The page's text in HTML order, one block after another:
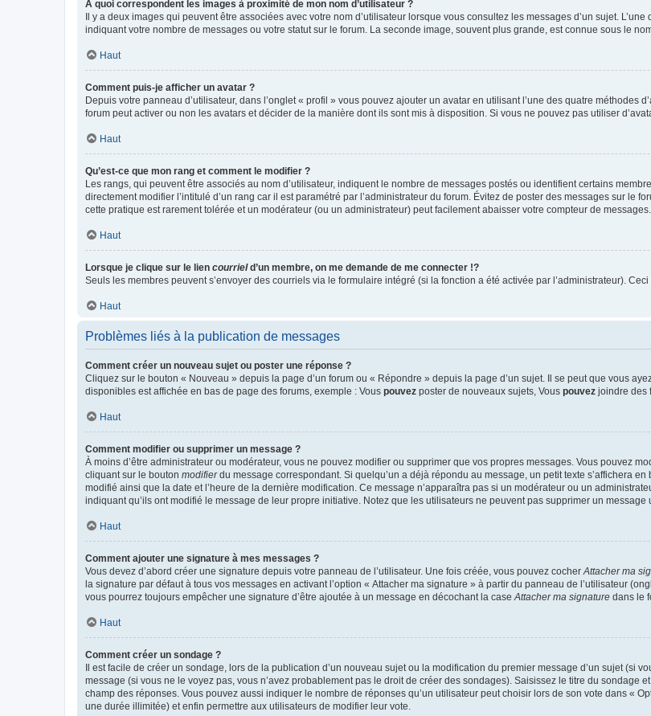
A quoi correspondent les images à proximité de mon nom d’utilisateur ?
Il y a deux images qui peuvent être associées avec votre nom d’utilisateur lorsque vous consultez les messages d’un sujet.
indiquant votre nombre de messages ou votre statut sur le forum. La seconde image, souvent plus grande, est connue sous le
Haut
Comment puis-je afficher un avatar ?
Depuis votre panneau d’utilisateur, dans l’onglet « profil » vous pouvez ajouter un avatar en utilisant l’une des quatre méthodes
forum peut activer ou non les avatars et décider de la manière dont ils sont mis à disposition. Si vous ne pouvez pas utiliser
Haut
Qu’est-ce que mon rang et comment le modifier ?
Les rangs, qui peuvent être associés au nom d’utilisateur, indiquent le nombre de messages postés ou identifient certains
directement modifier l’intitulé d’un rang car il est paramétré par l’administrateur du forum. Évitez de poster des messages sur le
cette pratique est rarement tolérée et un modérateur (ou un administrateur) peut facilement abaisser votre compteur de messages.
Haut
Lorsque je clique sur le lien courrield’un membre, on me demande de me connecter !?
Seuls les membres peuvent s’envoyer des courriels via le formulaire intégré (si la fonction a été activée par l’administrateur).
Haut
Problèmes liés à la publication de messages
Comment créer un nouveau sujet ou poster une réponse ?
Cliquez sur le bouton « Nouveau » depuis la page d’un forum ou « Répondre » depuis la page d’un sujet. Il se peut que vous
disponibles est affichée en bas de page des forums, exemple : Vous pouvez poster de nouveaux sujets, Vous pouvez joindre des
Haut
Comment modifier ou supprimer un message ?
À moins d’être administrateur ou modérateur, vous ne pouvez modifier ou supprimer que vos propres messages. Vous pouvez
cliquant sur le bouton modifierdu message correspondant. Si quelqu’un a déjà répondu au message, un petit texte s’affichera
modifié ainsi que la date et l’heure de la dernière modification. Ce message n’apparaîtra pas si un modérateur ou un
indiquant qu’ils ont modifié le message de leur propre initiative. Notez que les utilisateurs ne peuvent pas supprimer un message
Haut
Comment ajouter une signature à mes messages ?
Vous devez d’abord créer une signature depuis votre panneau de l’utilisateur. Une fois créée, vous pouvez cocher Attacher ma
la signature par défaut à tous vos messages en activant l’option « Attacher ma signature » à partir du panneau de l’utilisateur
vous pourrez toujours empêcher une signature d’être ajoutée à un message en décochant la case Attacher ma signature dans le
Haut
Comment créer un sondage ?
Il est facile de créer un sondage, lors de la publication d’un nouveau sujet ou la modification du premier message d’un sujet (si
message (si vous ne le voyez pas, vous n’avez probablement pas le droit de créer des sondages). Saisissez le titre du sondage
champ des réponses. Vous pouvez aussi indiquer le nombre de réponses qu’un utilisateur peut choisir lors de son vote dans «
une durée illimitée) et enfin permettre aux utilisateurs de modifier leur vote.